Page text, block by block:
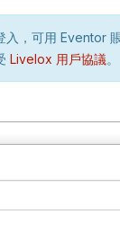
入，可用 Eventor
Livelox 用戶協議。